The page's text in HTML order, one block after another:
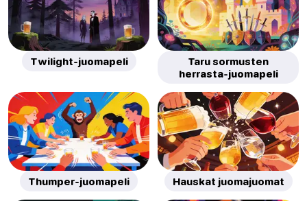
Twilight-juomapeli
Taru sormusten
herrasta-juomapeli
Thumper-juomapeli Hauskat juomajuomat